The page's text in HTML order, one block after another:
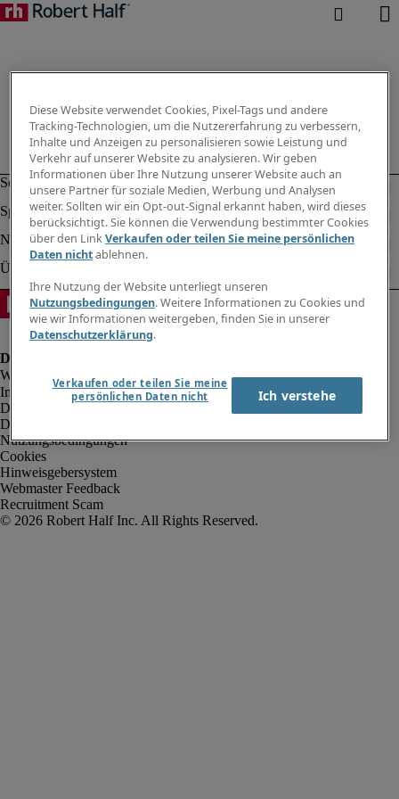
Impressum
Datenschutz
Datenschutz Arbeitnehmer/Zeitarbeitskräfte
Nutzungsbedingungen
Cookies
Hinweisgebersystem
Webmaster Feedback
Recruitment Scam
Diese Website verwendet Cookies, Pixel-Tags und andere
Tracking-Technologien, um die Nutzererfahrung zu verbessern,
Inhalte und Anzeigen zu personalisieren sowie Leistung und
Verkehr auf unserer Website zu analysieren. Wir geben
Informationen über Ihre Nutzung unserer Website auch an
unsere Partner für soziale Medien, Werbung und Analysen
weiter. Sollten wir ein Opt-out-Signal erkannt haben, wird dieses
berücksichtigt. Sie können die Verwendung bestimmter Cookies
über den LinkVerkaufen oder teilen Sie meine persönlichen
Daten nichtablehnen.
Ihre Nutzung der Website unterliegt unseren
Nutzungsbedingungen. Weitere Informationen zu Cookies und
wie wir Informationen weitergeben, finden Sie in unserer
Datenschutzerklärung.
Verkaufen oder teilen Sie meine
persönlichen Daten nicht
Ich verstehe